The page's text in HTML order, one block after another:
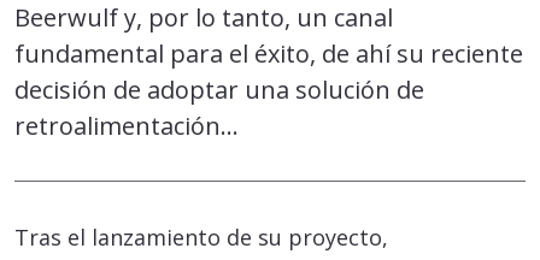
Beerwulf y, por lo tanto, un canal
fundamental para el éxito, de ahí su reciente
decisión de adoptar una solución de
retroalimentación…
Tras el lanzamiento de su proyecto,